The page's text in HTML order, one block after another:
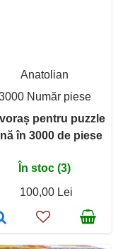
Anatolian
Număr piese
pentru puzzle
în 3000 de piese
În stoc (3)
100,00 Lei